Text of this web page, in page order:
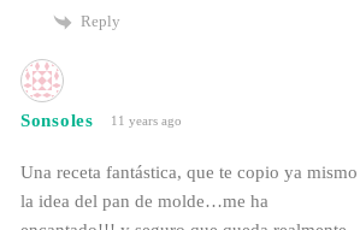
Reply
Sonsoles 11 years ago
Una receta fantástica, que te copio ya mismo
la idea del pan de molde…me ha